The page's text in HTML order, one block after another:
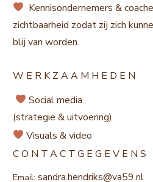
Kennisondernemers &
zichtbaarheid zodat zij zich
blij van worden.
WERKZAAMHEDEN
Social media
(strategie & uitvoering)
Visuals & video
CONTACTGEGEVENS
Email: sandra.hendriks@va59.nl